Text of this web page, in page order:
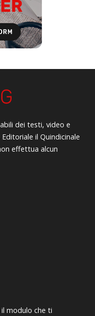
dei testi, video e
il Quindicinale
effettua alcun
modulo che ti